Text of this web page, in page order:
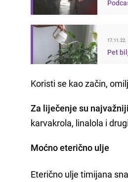
17.11.22.
Pet
Koristi se kao začin,
Za liječenje su
karvakrola, linalola i
Moćno eterično ulje
Eterično ulje timijana